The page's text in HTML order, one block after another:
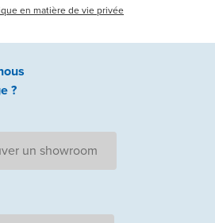
en matière de vie privée
?
un showroom